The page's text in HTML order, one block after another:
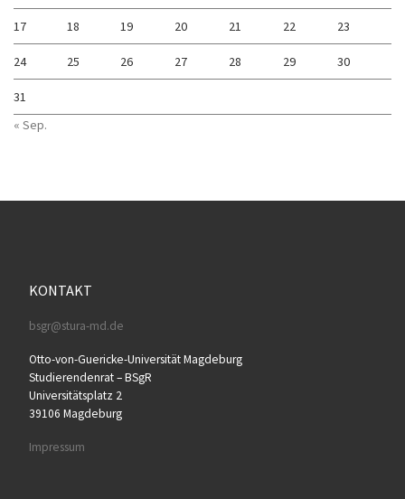
17 18 19 20 21 22 23
24 25 26 27 28 29 30
31
« Sep.
KONTAKT
bsgr@stura-md.de
Otto-von-Guericke-Universität Magdeburg
Studierendenrat – BSgR
Universitätsplatz 2
39106 Magdeburg
Impressum